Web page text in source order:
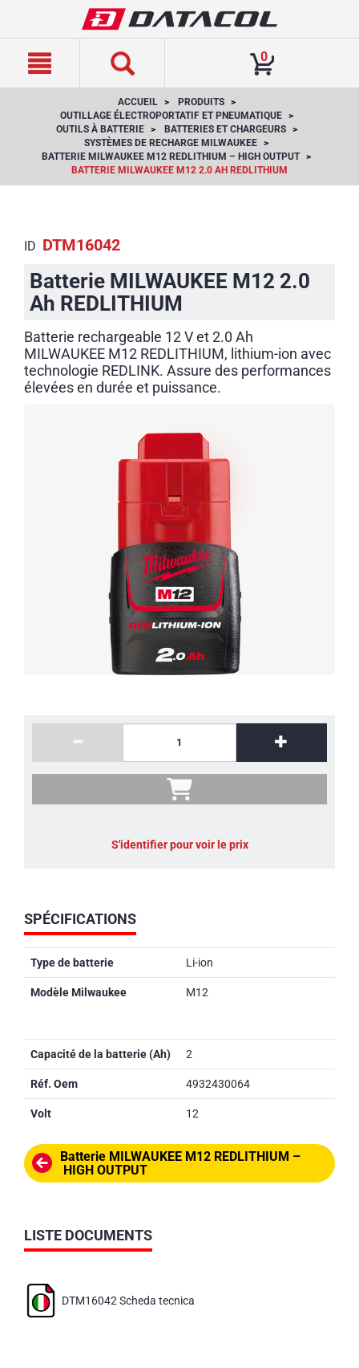
0
ACCUEIL
PRODUITS
OUTILLAGE ÉLECTROPORTATIF ET PNEUMATIQUE
OUTILS À BATTERIE
BATTERIES ET CHARGEURS
SYSTÈMES DE RECHARGE MILWAUKEE
BATTERIE MILWAUKEE M12 REDLITHIUM – HIGH OUTPUT
BATTERIE MILWAUKEE M12 2.0 AH REDLITHIUM
ID DTM16042
Batterie MILWAUKEE M12 2.0
Ah REDLITHIUM
Batterie rechargeable 12 V et 2.0 Ah
MILWAUKEE M12 REDLITHIUM, lithium-ion avec
technologie REDLINK. Assure des performances
élevées en durée et puissance.
SPÉCIFICATIONS
Type de batterie Li-ion
Modèle Milwaukee M12
Capacité de la batterie (Ah) 2
Réf. Oem 4932430064
Volt 12
Batterie MILWAUKEE M12 REDLITHIUM –
HIGH OUTPUT
S'identifier pour voir le prix
LISTE DOCUMENTS
DTM16042 Scheda tecnica